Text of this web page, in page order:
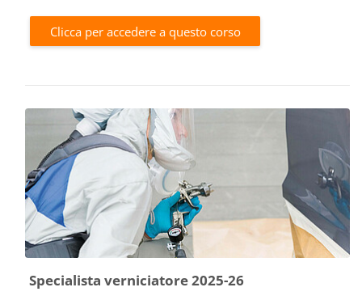
Clicca per accedere a questo corso
Specialista verniciatore 2025-26